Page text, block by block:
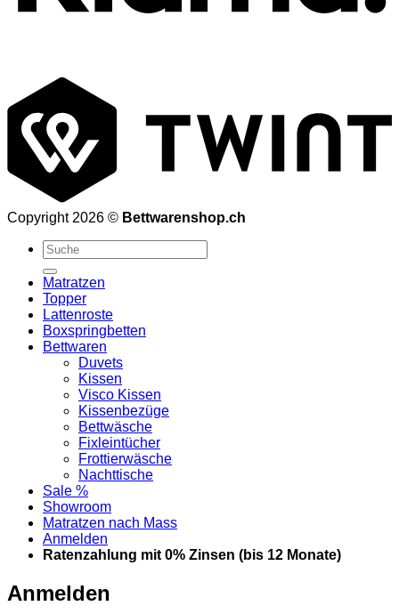
Copyright 2026 © Bettwarenshop.ch
Suchen
nach:
Matratzen
Topper
Lattenroste
Boxspringbetten
Bettwaren
Duvets
Kissen
Visco Kissen
Kissenbezüge
Bettwäsche
Fixleintücher
Frottierwäsche
Nachttische
Sale %
Showroom
Matratzen nach Mass
Anmelden
Ratenzahlung mit 0% Zinsen (bis 12 Monate)
Anmelden